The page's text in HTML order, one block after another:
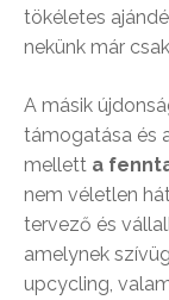
tökéletes
nekünk már
A másik
támogatása és
mellett a
nem véletlen
tervező és
amelynek
upcycling,